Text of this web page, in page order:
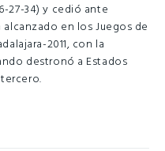
27-34) y cedió ante
en los Juegos de
2011, con la
destronó a Estados